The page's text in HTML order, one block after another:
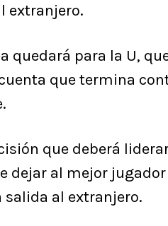
extranjero.
quedará para la U,
que termina
que deberá
dejar al mejor
salida al extranjero.